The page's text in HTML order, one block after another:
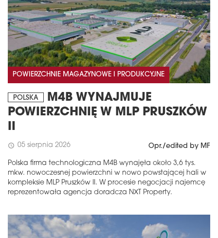
POWIERZCHNIE MAGAZYNOWE I PRODUKCYJNE
POLSKA
M4B WYNAJMUJE
POWIERZCHNIĘ W MLP PRUSZKÓW
II
schedule 05 sierpnia 2026 Opr./edited by MF
Polska firma technologiczna M4B wynajęła około 3,6 tys.
mkw. nowoczesnej powierzchni w nowo powstającej hali w
kompleksie MLP Pruszków II. W procesie negocjacji najemcę
reprezentowała agencja doradcza NXT Property.